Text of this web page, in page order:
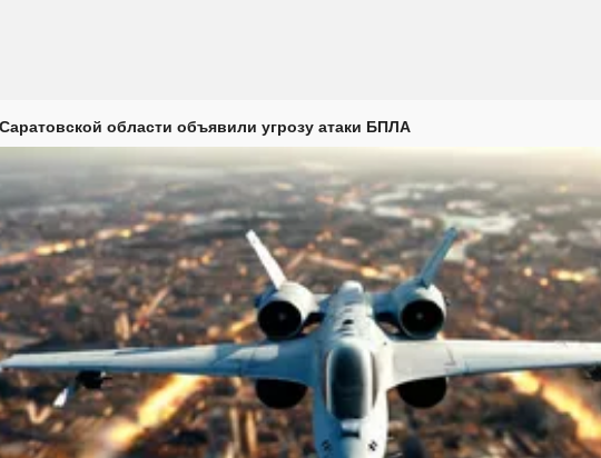
области объявили угрозу атаки БПЛА